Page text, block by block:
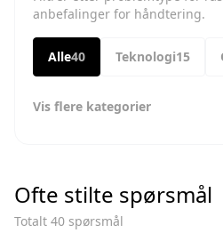
Ofte stilte spørsmål
Totalt 40 spørsmål
anbefalinger for håndtering.
Alle40 Teknologi15
Vis flere kategorier